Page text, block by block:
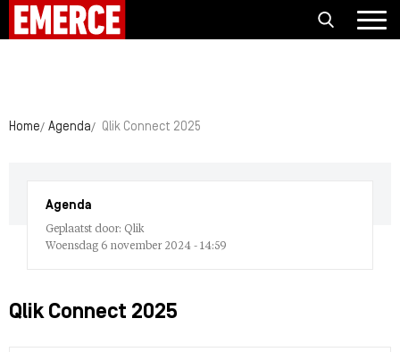
Home Agenda Qlik Connect 2025
Agenda
Geplaatst door: Qlik
Woensdag 6 november 2024 - 14:59
Qlik Connect 2025